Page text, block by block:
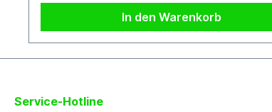
In den Warenkorb
Service-Hotline